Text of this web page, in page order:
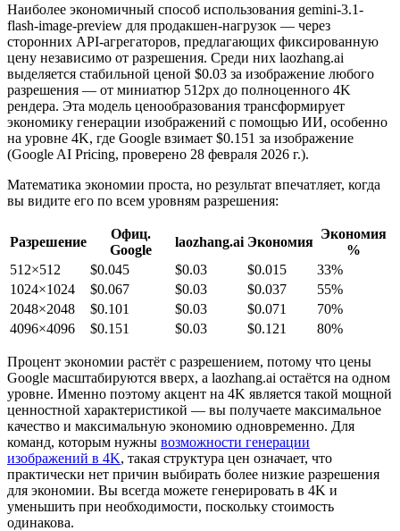
Наиболее экономичный способ использования gemini-3.1-
flash-image-preview для продакшен-нагрузок — через
сторонних API-агрегаторов, предлагающих фиксированную
цену независимо от разрешения. Среди них laozhang.ai
выделяется стабильной ценой $0.03 за изображение любого
разрешения — от миниатюр 512px до полноценного 4K
рендера. Эта модель ценообразования трансформирует
экономику генерации изображений с помощью ИИ, особенно
на уровне 4K, где Google взимает $0.151 за изображение
(Google AI Pricing, проверено 28 февраля 2026 г.).
Математика экономии проста, но результат впечатляет, когда
вы видите его по всем уровням разрешения:
Разрешение
Офиц.
Google
laozhang.ai Экономия
Экономия
%
512×512
$0.045 $0.03 $0.015
33%
1024×1024
$0.067 $0.03 $0.037
55%
2048×2048
$0.101 $0.03 $0.071
70%
4096×4096
$0.151 $0.03 $0.121 80%
Процент экономии растёт с разрешением, потому что цены
Google масштабируются вверх, а laozhang.ai остаётся на одном
уровне. Именно поэтому акцент на 4K является такой мощной
ценностной характеристикой — вы получаете максимальное
качество и максимальную экономию одновременно. Для
команд, которым нужны возможности генерации
изображений в 4K, такая структура цен означает, что
практически нет причин выбирать более низкие разрешения
для экономии. Вы всегда можете генерировать в 4K и
уменьшить при необходимости, поскольку стоимость
одинакова.